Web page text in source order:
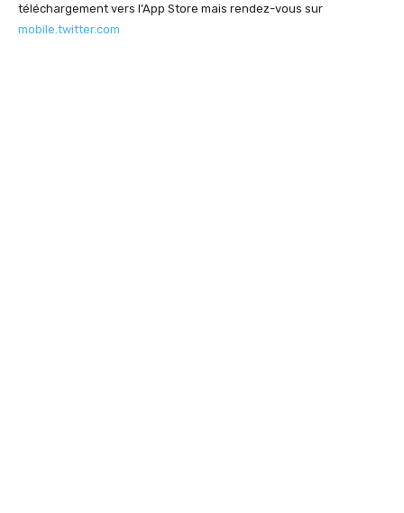
téléchargement vers l’App Store mais rendez-vous sur
mobile.twitter.com